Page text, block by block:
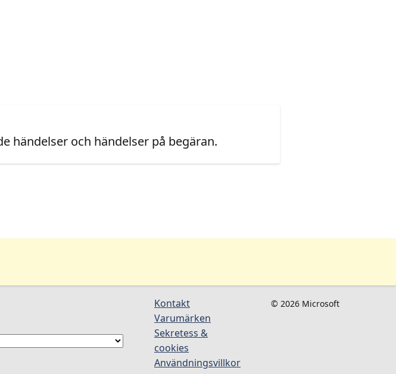
händelser och händelser på begäran.
Kontakt
Varumärken
Sekretess &
cookies
Användningsvillkor
© 2026 Microsoft